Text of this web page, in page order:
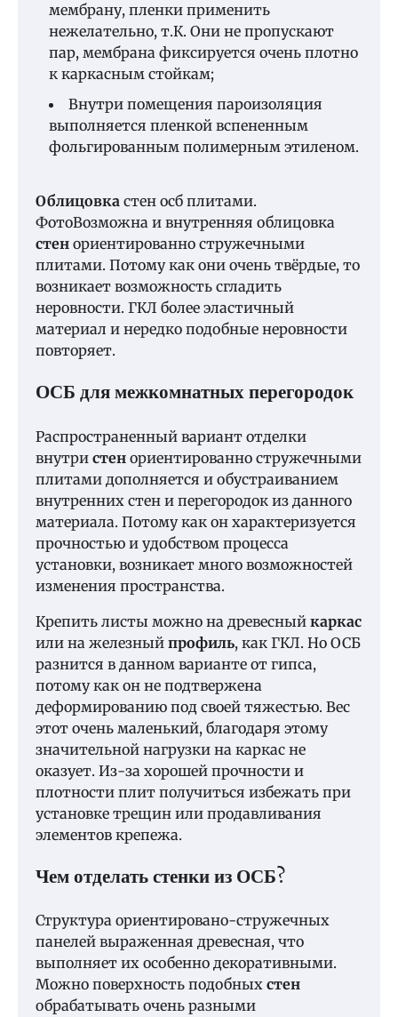
мембрану, пленки применить
нежелательно, т.К. Они не пропускают
пар, мембрана фиксируется очень плотно
к каркасным стойкам;
Внутри помещения пароизоляция
выполняется пленкой вспененным
фольгированным полимерным этиленом.
Облицовка стен осб плитами.
ФотоВозможна и внутренняя облицовка
стен ориентированно стружечными
плитами. Потому как они очень твёрдые, то
возникает возможность сгладить
неровности. ГКЛ более эластичный
материал и нередко подобные неровности
повторяет.
ОСБ для межкомнатных перегородок
Распространенный вариант отделки
внутри стен ориентированно стружечными
плитами дополняется и обустраиванием
внутренних стен и перегородок из данного
материала. Потому как он характеризуется
прочностью и удобством процесса
установки, возникает много возможностей
изменения пространства.
Крепить листы можно на древесный каркас
или на железный профиль, как ГКЛ. Но ОСБ
разнится в данном варианте от гипса,
потому как он не подтвержена
деформированию под своей тяжестью. Вес
этот очень маленький, благодаря этому
значительной нагрузки на каркас не
оказует. Из-за хорошей прочности и
плотности плит получиться избежать при
установке трещин или продавливания
элементов крепежа.
Чем отделать стенки из ОСБ?
Структура ориентировано-стружечных
панелей выраженная древесная, что
выполняет их особенно декоративными.
Можно поверхность подобных стен
обрабатывать очень разными